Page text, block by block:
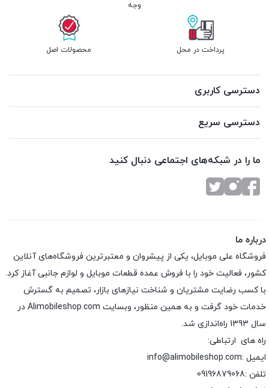
وجه
پرداخت در محل محصولات اصل
دسترسی کاربری
دسترسی سریع
ما را در شبکه‌های اجتماعی دنبال کنید
درباره ما
فروشگاه علی موبایل، یکی از پیشروان و معتبرترین فروشگاه‌های آنلاین
کشور، فعالیت خود را با فروش عمده قطعات موبایل و لوازم جانبی آغاز کرد.
با کسب رضایت مشتریان و شناخت نیازهای بازار، تصمیم به گسترش
خدمات خود گرفت و به همین منظور، وبسایت Alimobileshop.com در
سال 1393 راه‌اندازی شد.
راه های ارتباطی:
ایمیل :info@alimobileshop.com
تلفن :09196879068